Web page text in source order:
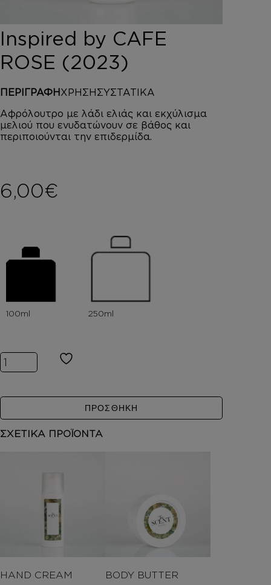
HOROMIA
SPECIAL OFFERS
ΣΥΝΔΕΣΗ
ΚΑΛΑΘΙ
Inspired by CAFE
ROSE (2023)
ΠΕΡΙΓΡΑΦΗ ΧΡΗΣΗ ΣΥΣΤΑΤΙΚΑ
Αφρόλουτρο με λάδι ελιάς και εκχύλισμα
μελιού που ενυδατώνουν σε βάθος και
περιποιούνται την επιδερμίδα.
6,00€
Inspired by CAFE ROSE (2023) ποσότητα
ΠΡΟΣΘΗΚΗ
ΣΧΕΤΙΚΑ ΠΡΟΪΟΝΤΑ
HAND CREAM
BODY BUTTER